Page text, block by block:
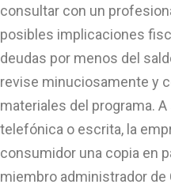
consultar con un
posibles implicaciones
deudas por menos del
revise minuciosamente y
materiales del programa.
telefónica o escrita, la
consumidor una copia en
miembro administrador de